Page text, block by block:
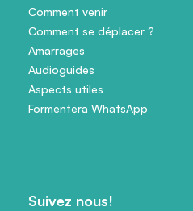
Comment venir
Comment se déplacer ?
Amarrages
Audioguides
Aspects utiles
Formentera WhatsApp
Suivez nous!